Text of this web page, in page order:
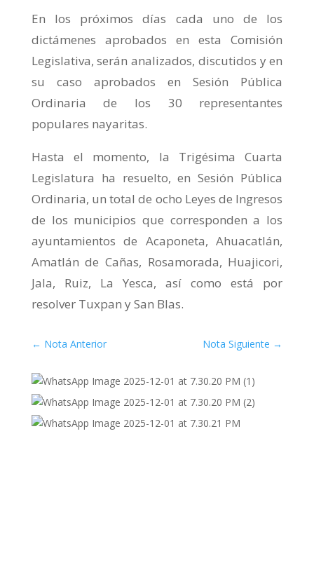
En los próximos días cada uno de los
dictámenes aprobados en esta Comisión
Legislativa, serán analizados, discutidos y en
su caso aprobados en Sesión Pública
Ordinaria de los 30 representantes
populares nayaritas.
Hasta el momento, la Trigésima Cuarta
Legislatura ha resuelto, en Sesión Pública
Ordinaria, un total de ocho Leyes de Ingresos
de los municipios que corresponden a los
ayuntamientos de Acaponeta, Ahuacatlán,
Amatlán de Cañas, Rosamorada, Huajicori,
Jala, Ruiz, La Yesca, así como está por
resolver Tuxpan y San Blas.
← Nota Anterior Nota Siguiente →